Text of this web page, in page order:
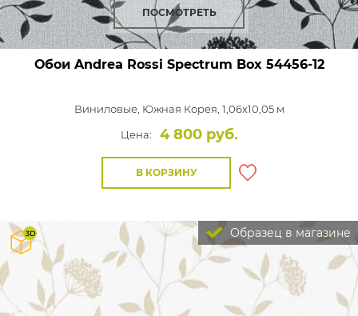
ПОСМОТРЕТЬ
Обои Andrea Rossi Spectrum Box 54456-12
Виниловые, Южная Корея, 1,06x10,05 м
Цена:
4 800 руб.
В КОРЗИНУ
Образец в магазине